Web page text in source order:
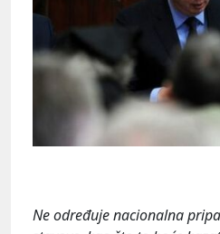
Ne određuje nacionalna